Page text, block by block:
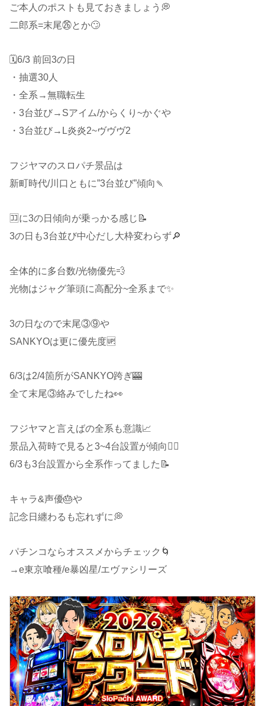
ご本人のポストも見ておきましょう💭
二郎系=末尾㉖とか🙄
🗓6/3 前回3の日
・抽選30人
・全系→無職転生
・3台並び→Sアイム/からくり~かぐや
・3台並び→L炎炎2~ヴヴヴ2
フジヤマのスロパチ景品は
新町時代/川口ともに”3台並び”傾向🍡
🈁に3の日傾向が乗っかる感じ📝
3の日も3台並び中心だし大枠変わらず🔎
全体的に多台数/光物優先💨
光物はジャグ筆頭に高配分~全系まで✨
3の日なので末尾③⑨や
SANKYOは更に優先度🆙
6/3は2/4箇所がSANKYO跨ぎ🎰
全て末尾③絡みでしたね👀
フジヤマと言えばの全系も意識📈
景品入荷時で見ると3~4台設置が傾向🙆‍♂️
6/3も3台設置から全系作ってました📝
キャラ&声優🎂や
記念日纏わるも忘れずに💭
パチンコならオススメからチェック🌀
→e東京喰種/e暴凶星/エヴァシリーズ